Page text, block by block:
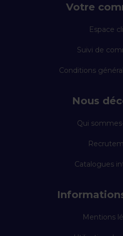
Votre
Espace
Suivi de
Conditions
Nous
Qui
Catalogues
Mentions